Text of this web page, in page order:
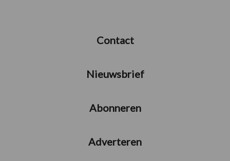
Contact
Nieuwsbrief
Abonneren
Adverteren